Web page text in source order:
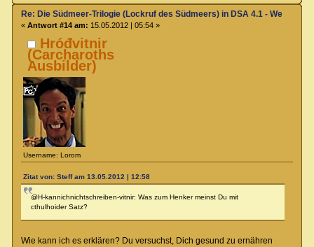
Hróđvitnir
(Carcharoths
Ausbilder)
Username: Lorom
Re: Die Südmeer-Trilogie (Lockruf des Südmeers) in DSA 4.1 - Wer hat
« Antwort #14 am: 15.05.2012 | 05:54 »
Zitat von: Steff am 13.05.2012 | 12:58
@H-kannichnichtschreiben-vitnir: Was zum Henker meinst Du mit
cthulhoider Satz?
Wie kann ich es erklären? Du versuchst, Dich gesund zu ernähren